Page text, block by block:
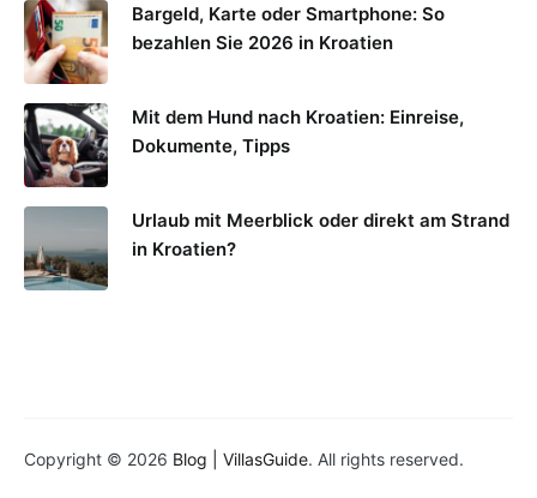
Bargeld, Karte oder Smartphone: So
bezahlen Sie 2026 in Kroatien
Mit dem Hund nach Kroatien: Einreise,
Dokumente, Tipps
Urlaub mit Meerblick oder direkt am Strand
in Kroatien?
Copyright © 2026 Blog | VillasGuide. All rights reserved.